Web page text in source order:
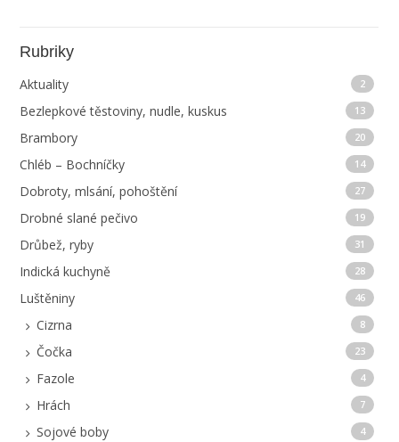
Rubriky
Aktuality 2
Bezlepkové těstoviny, nudle, kuskus 13
Brambory 20
Chléb – Bochníčky 14
Dobroty, mlsání, pohoštění 27
Drobné slané pečivo 19
Drůbež, ryby 31
Indická kuchyně 28
Luštěniny 46
Cizrna 8
Čočka 23
Fazole 4
Hrách 7
Sojové boby 4